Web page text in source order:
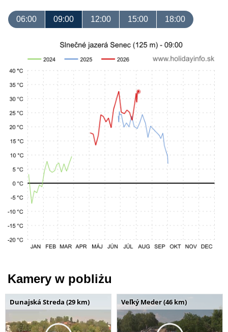
06:00 09:00 12:00 15:00 18:00
Kamery w pobliżu
Dunajská Streda (29 km) Veľký Meder (46 km)